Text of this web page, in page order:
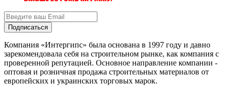
Подписаться
Компания «Интергипс» была основана в 1997 году и давно
зарекомендовала себя на строительном рынке, как компания с
проверенной репутацией. Основное направление компании -
оптовая и розничная продажа строительных материалов от
европейских и украинских торговых марок.